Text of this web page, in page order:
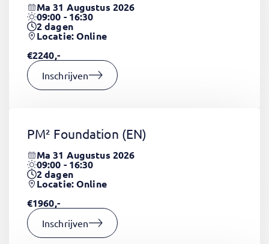
Ma 31 Augustus 2026
09:00 - 16:30
2dagen
Locatie: Online
€2240,-
Inschrijven
PM² Foundation (EN)
Ma 31 Augustus 2026
09:00 - 16:30
2dagen
Locatie: Online
€1960,-
Inschrijven